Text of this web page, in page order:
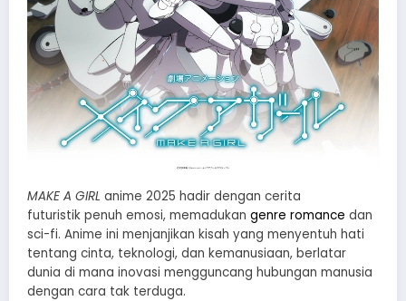
MAKE A GIRL anime 2025 hadir dengan cerita
futuristik penuh emosi, memadukan genre romance dan
sci-fi. Anime ini menjanjikan kisah yang menyentuh hati
tentang cinta, teknologi, dan kemanusiaan, berlatar
dunia di mana inovasi mengguncang hubungan manusia
dengan cara tak terduga.